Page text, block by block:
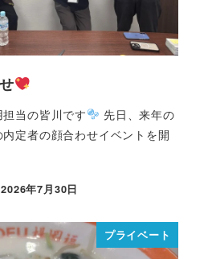
当の皆川です
先日、来年の
定者の顔合わせイベントを開
2026年7月30日
プライベート